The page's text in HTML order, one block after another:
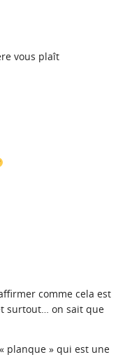
vous plaît
comme cela est
surtout… on sait que
planque » qui est une